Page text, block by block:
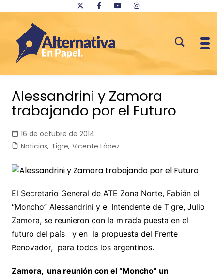
contenido
Alessandrini y Zamora
trabajando por el Futuro
16 de octubre de 2014
Noticias, Tigre, Vicente López
El Secretario General de ATE Zona Norte, Fabián el
“Moncho” Alessandrini y el Intendente de Tigre, Julio
Zamora, se reunieron con la mirada puesta en el
futuro del país y en la propuesta del Frente
Renovador, para todos los argentinos.
Zamora, una reunión con el “Moncho” un